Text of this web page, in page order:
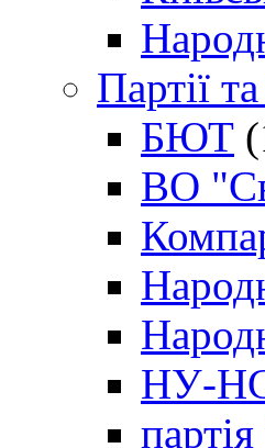
Партії
БЮТ
ВО
НУ-